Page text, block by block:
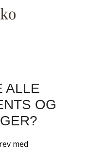
ALLE
OG
med